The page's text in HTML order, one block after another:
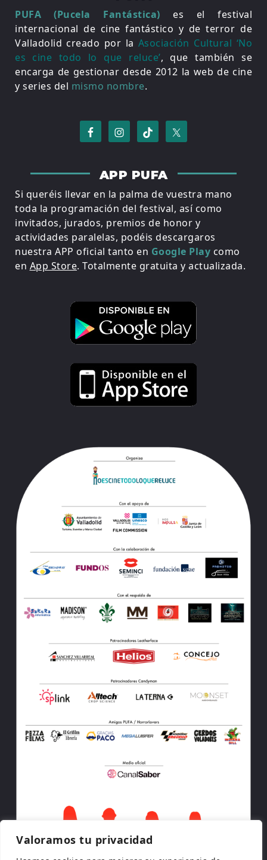
Valoramos tu privacidad
PUFA (Pucela Fantástica) es el festival
internacional de cine fantástico y de terror de
Valladolid creado por la Asociación Cultural ‘No
es cine todo lo que reluce’, que también se
encarga de gestionar desde 2012 la web de cine
y series del mismo nombre.
APP PUFA
Si queréis llevar en la palma de vuestra mano
toda la programación del festival, así como
invitados, jurados, premios de honor y
actividades paralelas, podéis descargaros
nuestra APP oficial tanto en Google Play como
en App Store. Totalmente gratuita y actualizada.